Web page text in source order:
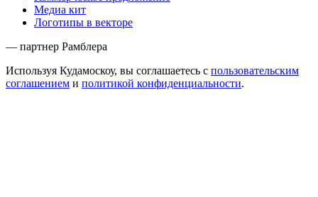
Медиа кит
Логотипы в векторе
— партнер Рамблера
Используя Кудамоскоу, вы соглашаетесь с пользовательским
соглашением и политикой конфиденциальности.